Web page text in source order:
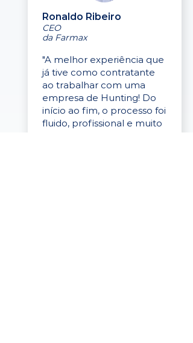
Ronaldo Ribeiro
CEO
da Farmax
"A melhor experiência que
já tive como contratante
ao trabalhar com uma
empresa de Hunting! Do
início ao fim, o processo foi
fluido, profissional e muito